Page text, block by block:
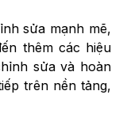
sửa mạnh mẽ,
thêm các hiệu
sửa và hoàn
trên nền tảng,